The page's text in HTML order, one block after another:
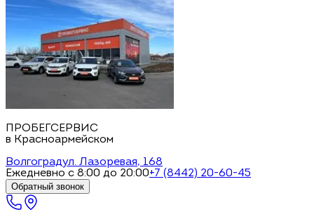
ПРОБЕГСЕРВИС
в Красноармейском
Волгоградул. Лазоревая, 168
Ежедневно с 8:00 до 20:00+7 (8442) 20-60-45
Обратный звонок